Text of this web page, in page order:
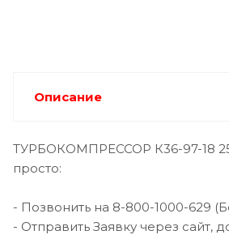
Описание
ТУРБОКОМПРЕССОР К36-97-18
просто:
- Позвонить на 8-800-1000-629
- Отправить Заявку через сайт,